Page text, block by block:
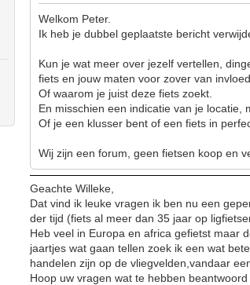
Welkom Peter.
Ik heb je dubbel geplaatste bericht
Kun je wat meer over jezelf vertellen,
fiets en jouw maten voor zover van
Of waarom je juist deze fiets zoekt.
En misschien een indicatie van je locatie,
Of je een klusser bent of een fiets in
Wij zijn een forum, geen fietsen koop en
Geachte Willeke,
Dat vind ik leuke vragen ik ben nu een
der tijd (fiets al meer dan 35 jaar op
Heb veel in Europa en africa gefietst maar
jaartjes wat gaan tellen zoek ik een wat
handelen zijn op de vliegvelden,vandaar
Hoop uw vragen wat te hebben beantwoord .